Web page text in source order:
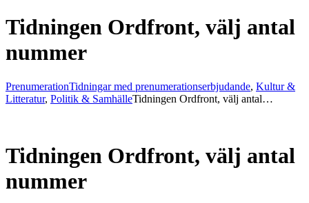
Tidningen Ordfront, välj antal
nummer
PrenumerationTidningar med prenumerationserbjudande, Kultur &
Litteratur, Politik & SamhälleTidningen Ordfront, välj antal…
Tidningen Ordfront, välj antal
nummer